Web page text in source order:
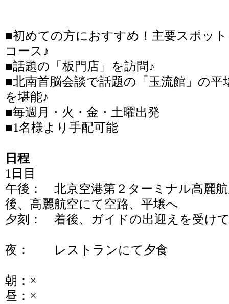
■初めての方におすすめ！主要スポッ
コース♪
■話題の「板門店」を訪問♪
■北南首脳会談で話題の「玉流館」の平
を堪能♪
■毎週月・火・金・土曜出発
■1名様より手配可能
日程
1日目
午後： 北京空港第２ターミナル高麗
後、高麗航空にて空路、平壌へ
夕刻： 着後、ガイドの出迎えを受け
夜： レストランにて夕食
朝：×
昼：×